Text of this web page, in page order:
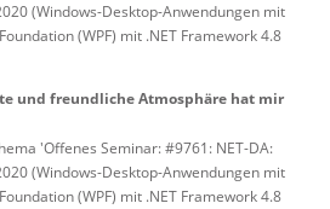
(Windows-Desktop-Anwendungen mit
(WPF) mit .NET Framework 4.8
und freundliche Atmosphäre hat mir
'Offenes Seminar: #9761: NET-DA:
(Windows-Desktop-Anwendungen mit
(WPF) mit .NET Framework 4.8